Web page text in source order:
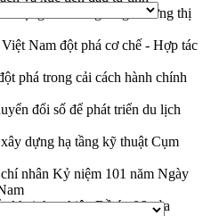
động thích ứng để giữ vững thị
Nam đột phá cơ chế - Hợp tác
phá trong cải cách hành chính
đổi số để phát triển du lịch
dựng hạ tầng kỹ thuật Cụm
nhân Kỷ niệm 101 năm Ngày
khai thực hiện Đề án 06 của